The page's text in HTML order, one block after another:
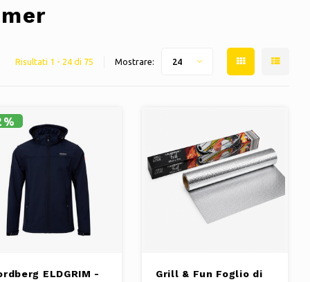
Risultati 1 - 24 di 75 Mostrare: 24
ELDGRIM -
Grill & Fun Foglio di